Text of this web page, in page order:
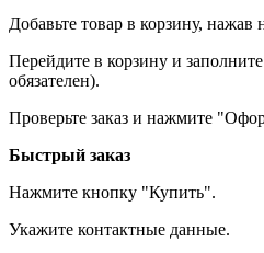
Добавьте товар в корзину,
Перейдите в корзину и
обязателен).
Проверьте заказ и нажмите
Быстрый заказ
Нажмите кнопку "Купить".
Укажите контактные данные.